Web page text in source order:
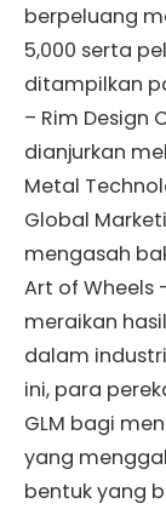
berpeluang
5,000 serta
ditampilkan
– Rim Design
dianjurkan
Metal
Global
mengasah
Art of Wheels
meraikan
dalam
ini, para
GLM bagi
yang
bentuk yang